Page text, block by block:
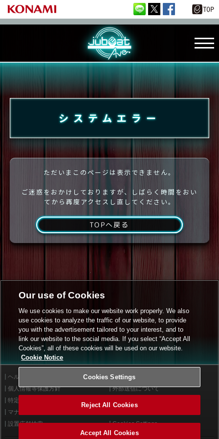
システムエラー
ただいまこのページは表示できません。
ご迷惑をおかけしておりますが、しばらく時間をおい
てから再度アクセスし直してください。
TOPへ戻る
ヘルプ
利用規約
個人情報等保護方針
外部送信について
特定商取引法に基づく表示
マナー＆ルール
設置店舗検索
Cookies Settings
Our use of Cookies
We use cookies to make our website work properly. We also
use cookies to analyze the traffic of our website, to provide
you with the advertisement tailored to your interest, and to
link our website to the social media. If you select “Accept All
Cookies”, all of these cookies will be used on our website.
Cookie Notice
Cookies Settings
Reject All Cookies
Accept All Cookies